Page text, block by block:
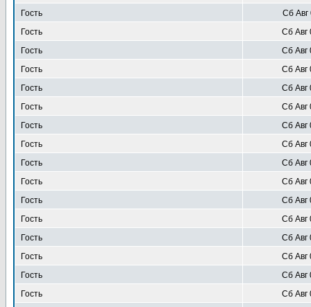
Гость
Сб Авг
Гость
Сб Авг
Гость
Сб Авг
Гость
Сб Авг
Гость
Сб Авг
Гость
Сб Авг
Гость
Сб Авг
Гость
Сб Авг
Гость
Сб Авг
Гость
Сб Авг
Гость
Сб Авг
Гость
Сб Авг
Гость
Сб Авг
Гость
Сб Авг
Гость
Сб Авг
Гость
Сб Авг